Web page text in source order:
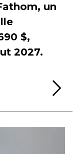
un
$,
2027.